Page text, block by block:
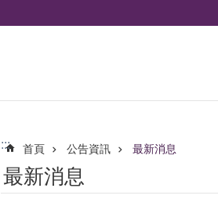
::: 首頁 公告資訊 最新消息
最新消息